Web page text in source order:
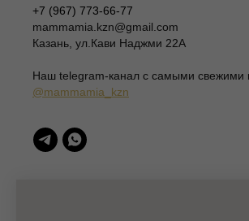
+7 (967) 773-66-77
mammamia.kzn@gmail.com
Казань, ул.Кави Наджми 22А
Наш telegram-канал c самыми свежими
@mammamia_kzn
ИП Шаронова Надежда Александровна
ИНН 166003379276
420111, Казань, ул.Кави Наджми 22А
(c)Разработка сайта 2022-2025, @eliza_profi_group